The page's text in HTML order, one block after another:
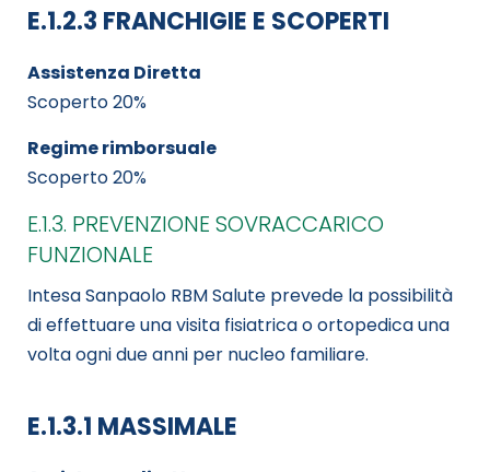
E.1.2.3 FRANCHIGIE E SCOPERTI
Assistenza Diretta
Scoperto 20%
Regime rimborsuale
Scoperto 20%
E.1.3. PREVENZIONE SOVRACCARICO
FUNZIONALE
Intesa Sanpaolo RBM Salute prevede la possibilità
di effettuare una visita fisiatrica o ortopedica una
volta ogni due anni per nucleo familiare.
E.1.3.1 MASSIMALE